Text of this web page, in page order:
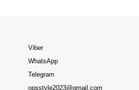
Viber
WhatsApp
Telegram
opsstyle2023@gmail.com